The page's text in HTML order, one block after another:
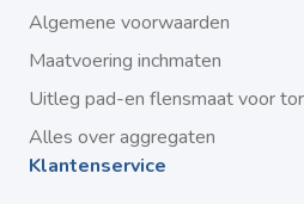
Algemene voorwaarden
Maatvoering inchmaten
Uitleg pad-en flensmaat voor
Alles over aggregaten
Klantenservice